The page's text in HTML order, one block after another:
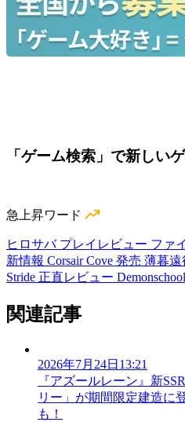
「ゲーム検索」で新しい
急上昇ワード
ヒロサバ プレイレビュー ファ
新情報 Corsair Cove 発売 薄暮遠
Stride 正直レビュー
関連記事
2026年7月24日13:21
『アズールレーン』新
リー」が期間限定建造に
も！